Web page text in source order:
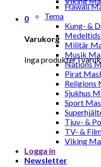
0
Varukorg
Inga produkter i
Hawaii
Tema
Kung- &
Militär
Musik
Nations
Pirat
Religions
Sjukhus
Sport
Tjuv- &
TV- &
Viking
Logga in
Newsletter